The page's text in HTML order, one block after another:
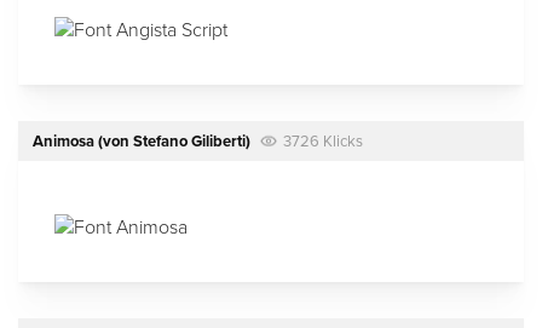
Animosa(von Stefano Giliberti) 3726 Klicks